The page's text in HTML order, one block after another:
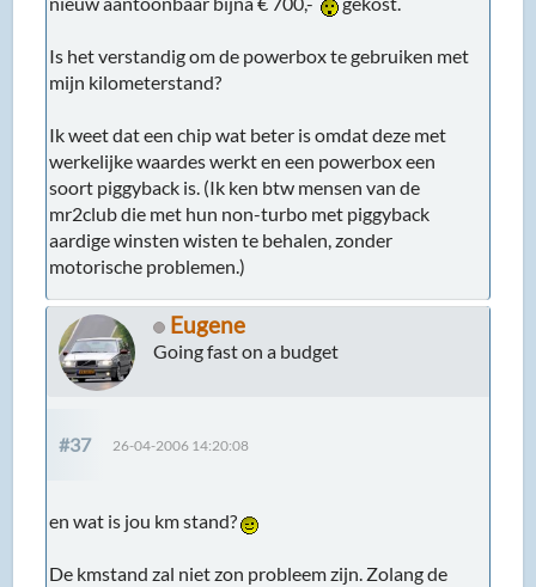
Is het verstandig om de powerbox te gebruiken met
mijn kilometerstand?
Ik weet dat een chip wat beter is omdat deze met
werkelijke waardes werkt en een powerbox een
soort piggyback is. (Ik ken btw mensen van de
mr2club die met hun non-turbo met piggyback
aardige winsten wisten te behalen, zonder
motorische problemen.)
Eugene
Going fast on a budget
#37 26-04-2006 14:20:08
en wat is jou km stand?
De kmstand zal niet zon probleem zijn. Zolang de